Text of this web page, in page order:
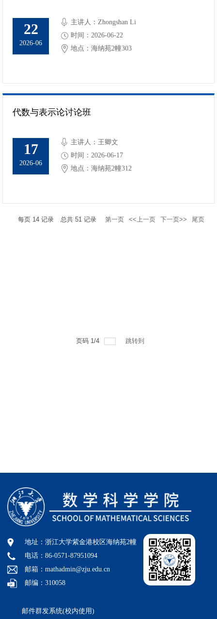
22
2026-06
主讲人：Zhongshan Li
时间：2026-06-22
地点：海纳苑2幢303
代数与表示论讨论班
17
2026-06
主讲人：王卿文
时间：2026-06-17
地点：海纳苑2幢312
每页 14记录 总共 51记录 第一页 <<上一页 下一页>> 尾页
页码 1/4 跳转到
地址：浙江大学紫金港校区海纳苑2幢
电话：86-0571-87951094
邮箱：mathadmin@zju.edu.cn
邮编：310058
邮件群发系统(校内使用)